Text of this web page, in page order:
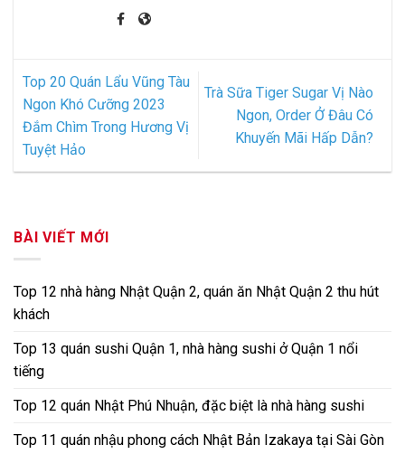
Top 20 Quán Lẩu Vũng Tàu
Ngon Khó Cưỡng 2023
Đắm Chìm Trong Hương Vị
Tuyệt Hảo
Trà Sữa Tiger Sugar Vị Nào
Ngon, Order Ở Đâu Có
Khuyến Mãi Hấp Dẫn?
BÀI VIẾT MỚI
Top 12 nhà hàng Nhật Quận 2, quán ăn Nhật Quận 2 thu hút
khách
Top 13 quán sushi Quận 1, nhà hàng sushi ở Quận 1 nổi
tiếng
Top 12 quán Nhật Phú Nhuận, đặc biệt là nhà hàng sushi
Top 11 quán nhậu phong cách Nhật Bản Izakaya tại Sài Gòn